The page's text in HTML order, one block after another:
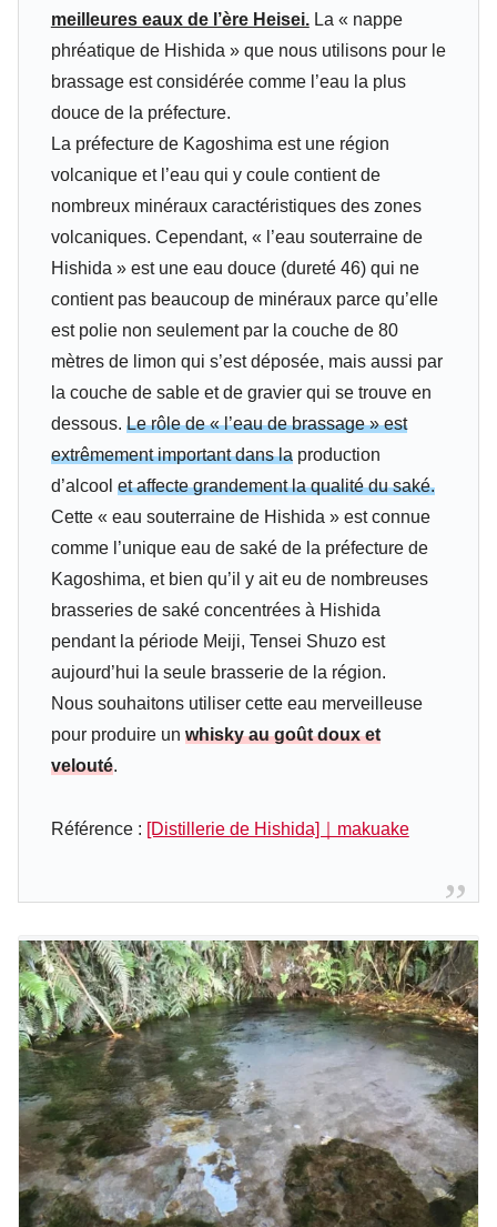
meilleures eaux de l’ère Heisei.La « nappe
phréatique de Hishida » que nous utilisons pour le
brassage est considérée comme l’eau la plus
douce de la préfecture.
La préfecture de Kagoshima est une région
volcanique et l’eau qui y coule contient de
nombreux minéraux caractéristiques des zones
volcaniques. Cependant, « l’eau souterraine de
Hishida » est une eau douce (dureté 46) qui ne
contient pas beaucoup de minéraux parce qu’elle
est polie non seulement par la couche de 80
mètres de limon qui s’est déposée, mais aussi par
la couche de sable et de gravier qui se trouve en
dessous. Le rôle de « l’eau de brassage » est
extrêmement important dans laproduction
d’alcool et affecte grandement la qualité du saké.
Cette « eau souterraine de Hishida » est connue
comme l’unique eau de saké de la préfecture de
Kagoshima, et bien qu’il y ait eu de nombreuses
brasseries de saké concentrées à Hishida
pendant la période Meiji, Tensei Shuzo est
aujourd’hui la seule brasserie de la région.
Nous souhaitons utiliser cette eau merveilleuse
pour produire un whisky au goût doux et
velouté.
Référence : [Distillerie de Hishida]｜makuake